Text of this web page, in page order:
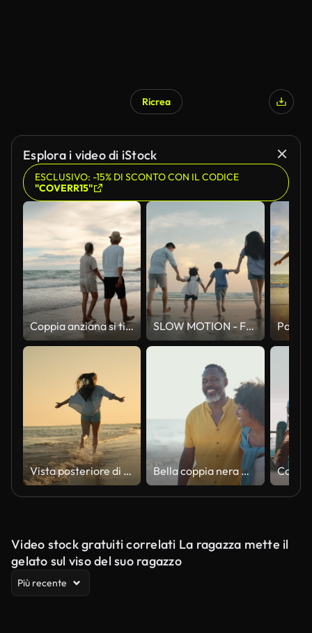
Ricrea
Esplora i video di iStock
ESCLUSIVO: -15% DI SCONTO CON IL CODICE
"COVERR15"
Coppia anziana si tiene per mano e si abbraccia sulla spiaggia in vacanza. SLOW MOTION - Famiglia asiatica che corre in spiaggia al tramonto con felice emozione. Concetto di famiglia, vacanza e viaggi. Retrovisore.
Vista posteriore di giovane donna che cammina lungo la riva con le braccia tese sulla spiaggia sotto il cielo blu in una giornata di sole Bella coppia nera matura di amanti incontri al mare
Video stock gratuiti correlati La ragazza mette il
gelato sul viso del suo ragazzo
Più recente